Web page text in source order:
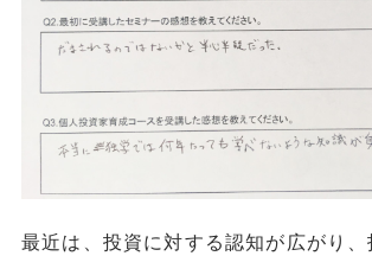
最近は、投資に対する認知が広がり